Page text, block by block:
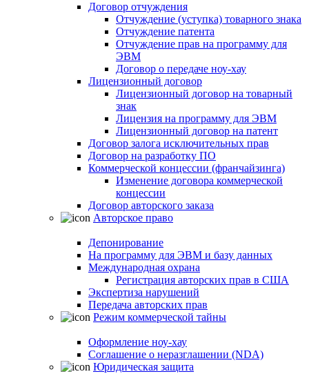
Договор отчуждения
Отчуждение (уступка) товарного знака
Отчуждение патента
Отчуждение прав на программу для
ЭВМ
Договор о передаче ноу-хау
Лицензионный договор
Лицензионный договор на товарный
знак
Лицензия на программу для ЭВМ
Лицензионный договор на патент
Договор залога исключительных прав
Договор на разработку ПО
Коммерческой концессии (франчайзинга)
Изменение договора коммерческой
концессии
Договор авторского заказа
Авторское право
Депонирование
На программу для ЭВМ и базу данных
Международная охрана
Регистрация авторских прав в США
Экспертиза нарушений
Передача авторских прав
Режим коммерческой тайны
Оформление ноу-хау
Соглашение о неразглашении (NDA)
Юридическая защита